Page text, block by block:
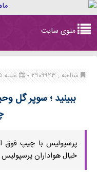
navigation
منوی سایت
شناسه : ۲۹۰۹۹۲۳ - شنبه ۵ آبان ۱۴۰۳ ساعت ۲۲:۴۶
ببینید ؛ سوپر گل
پرسپولیس با چیپ فوق
خیال هواداران